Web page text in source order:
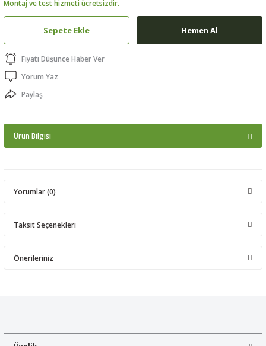
Montaj ve test hizmeti ücretsizdir.
Sepete Ekle Hemen Al
Fiyatı Düşünce Haber Ver
Yorum Yaz
Paylaş
Ürün Bilgisi
Yorumlar (0)
Taksit Seçenekleri
Önerileriniz